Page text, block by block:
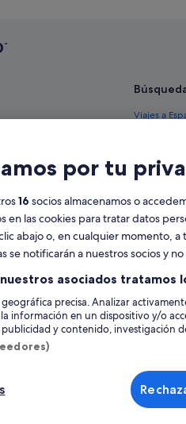
Santiago de Compostela
de Compostela
en Galicia
de Fonseca
Santiago de Compostela
de Santa María do Sar
Viajes a
Alquileres
Vuelos
Alquiler de
de Expedia Group. Todos los
por tu
16 socios almacenamos o
en las cookies para tratar datos
abajo o, en cualquier momento,
se notificarán a nuestros socios y
asociados tratamos
precisa. Analizar
información en un dispositivo y/o
y contenido, investigación